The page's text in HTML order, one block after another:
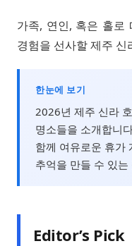
가족, 연인, 혹은 홀로
경험을 선사할 제주
한눈에 보기
2026년 제주 신라
명소들을 소개합니
함께 여유로운 휴가
추억을 만들 수 있
Editor’s Pick